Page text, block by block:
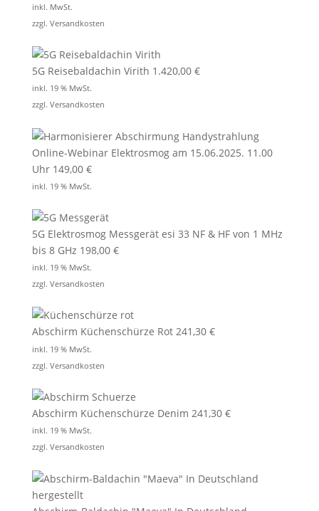
inkl. MwSt.
zzgl. Versandkosten
5G Reisebaldachin Virith 1.420,00 €
inkl. 19 % MwSt.
zzgl. Versandkosten
Online-Webinar Elektrosmog am 15.06.2025. 11.00
Uhr 149,00 €
inkl. 19 % MwSt.
5G Elektrosmog Messgerät esi 33 NF & HF von 1 MHz
bis 8 GHz 198,00 €
inkl. 19 % MwSt.
zzgl. Versandkosten
Abschirm Küchenschürze Rot 241,30 €
inkl. 19 % MwSt.
zzgl. Versandkosten
Abschirm Küchenschürze Denim 241,30 €
inkl. 19 % MwSt.
zzgl. Versandkosten